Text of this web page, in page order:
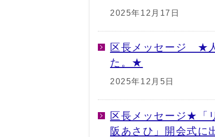
2025年12月17日
区長メッセージ ★
た。★
2025年12月5日
区長メッセージ★「
阪あさひ」開会式に